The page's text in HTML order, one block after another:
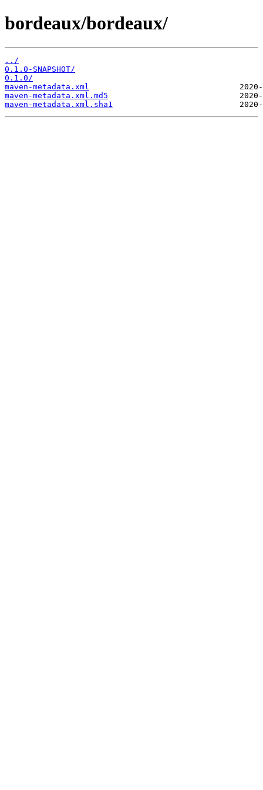
bordeaux/bordeaux/
../
0.1.0-SNAPSHOT/
0.1.0/
maven-metadata.xml
maven-metadata.xml.md5
maven-metadata.xml.sha1